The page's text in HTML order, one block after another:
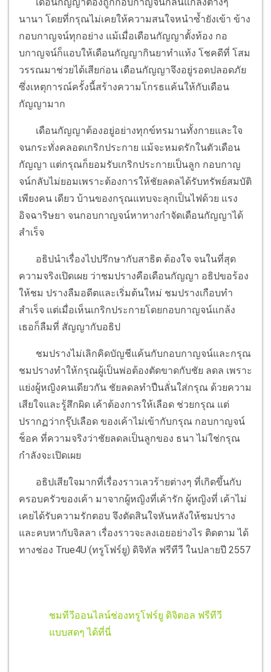
นานา โดยที่กรุณไม่เคยให้ความสนใจหนำซ้ำยังเข้า ข้าง
กอบกาญจน์ทุกอย่าง แม้เมื่อเดือนกัญญาตั้งท้อง กอ
บกาญจน์ก็แอบให้เดือนกัญญากินยาทำแท้ง โชคดีที่ โสม
วรรณมาช่วยได้เสียก่อน เดือนกัญญาจึงอยู่รอดปลอดภัย
ซึ่งเหตุการณ์ครั้งนี้สร้างความโกรธแค้นให้กับเดือน
กัญญามาก
เดือนกัญญาต้องอยู่อย่างทุกข์ทรมานทั้งกายและใจ
จนกระทั่งคลอดเกริกประกาย แม้จะหมดรักในตัวเดือน
กัญญา แต่กรุณก็ยอมรับเกริกประกายเป็นลูก กอบกาญ
จน์กลับไม่ยอมเพราะต้องการให้ชัยลดลได้รับทรัพย์สมบัติ
เพียงคน เดียว บ้านของกรุณแทบจะลุกเป็นไฟด้วย แรง
อิจฉาริษยา จนกอบกาญจน์หาทางกำจัดเดือนกัญญาได้
สำเร็จ
อธิปนำเรื่องไปปรึกษากับสาธิต ต้องใจ จนในที่สุด
ความจริงเปิดเผย ว่าชมปรางคือเดือนกัญญา อธิปขอร้อง
ให้ชม ปรางลืมอดีตและเริ่มต้นใหม่ ชมปรางเกือบทำ
สำเร็จ แต่เมื่อเห็นเกริกประกายโดยกอบกาญจน์แกล้ง
เธอก็ลืมที่ สัญญากับอธิป
ชมปรางไม่เลิกคิดบัญชีแค้นกับกอบกาญจน์และกรุณ
ชมปรางทำให้กรุณผู้เป็นพ่อต้องตัดขาดกับชัย ลดล เพราะ
แย่งผู้หญิงคนเดียวกัน ชัยลดลทำปืนลั่นใส่กรุณ ด้วยความ
เสียใจและรู้สึกผิด เค้าต้องการให้เลือด ช่วยกรุณ แต่
ปรากฏว่ากรุ๊ปเลือด ของเค้าไม่เข้ากับกรุณ กอบกาญจน์
ช็อค ที่ความจริงว่าชัยลดลเป็นลูกของ ธนา ไม่ใช่กรุณ
กำลังจะเปิดเผย
อธิปเสียใจมากที่เรื่องราวเลวร้ายต่างๆ ที่เกิดขึ้นกับ
ครอบครัวของเค้า มาจากผู้หญิงที่เค้ารัก ผู้หญิงที่ เค้าไม่
เคยได้รับความรักตอบ จึงตัดสินใจหันหลังให้ชมปราง
และคบหากับจิลลา เรื่องราวจะลงเอยอย่างไร ติดตาม ได้
ทางช่อง True4U (ทรูโฟร์ยู) ดิจิทัล ฟรีทีวี ในปลายปี 2557
ชมทีวีออนไลน์ช่องทรูโฟร์ยู ดิจิตอล ฟรีทีวี
แบบสดๆ ได้ที่นี่